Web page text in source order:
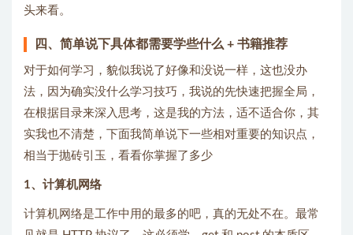
头来看。
四、简单说下具体都需要学些什么 + 书籍推荐
对于如何学习，貌似我说了好像和没说一样，这也没办
法，因为确实没什么学习技巧，我说的先快速把握全局，
在根据目录来深入思考，这是我的方法，适不适合你，其
实我也不清楚，下面我简单说下一些相对重要的知识点，
相当于抛砖引玉，看看你掌握了多少
1、计算机网络
计算机网络是工作中用的最多的吧，真的无处不在。最常